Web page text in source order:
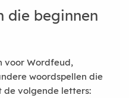
die beginnen
voor Wordfeud,
woordspellen die
de volgende letters: